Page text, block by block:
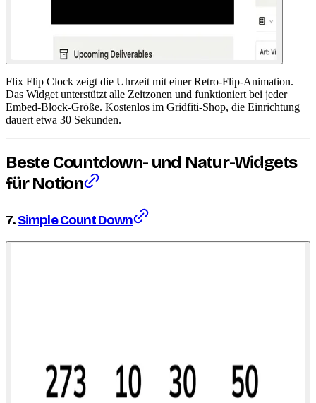
Flix Flip Clock zeigt die Uhrzeit mit einer Retro-Flip-Animation.
Das Widget unterstützt alle Zeitzonen und funktioniert bei jeder
Embed-Block-Größe. Kostenlos im Gridfiti-Shop, die Einrichtung
dauert etwa 30 Sekunden.
Beste Countdown- und Natur-Widgets
für Notion
7.Simple Count Down